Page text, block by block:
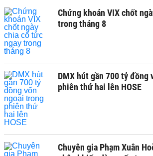
Chứng khoán VIX chốt
trong tháng 8
DMX hút gần 700 tỷ đồng
phiên thứ hai lên HOSE
Chuyên gia Phạm Xuân